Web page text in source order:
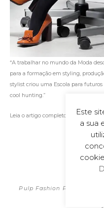
“A trabalhar no mundo da Moda
para a formação em styling,
stylist criou uma Escola para
cool hunting.”
Leia o artigo completo aqui.
POLÍTICA
Pulp Fashion Productions
Este
a sua